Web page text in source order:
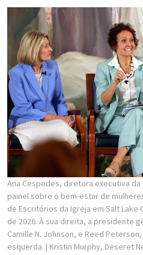
Ana Cespedes, diretora executiva da
painel sobre o bem-estar de
de Escritórios da Igreja em Salt
de 2026. À sua direita, a presidente
Camille N. Johnson, e Reed
esquerda. | Kristin Murphy, Deseret